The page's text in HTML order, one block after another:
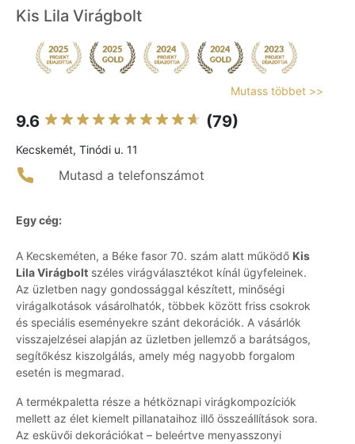
Kis Lila Virágbolt
Mutass többet >>
9.6 (79)
Kecskemét, Tinódi u. 11
Mutasd a telefonszámot
Egy cég:
A Kecskeméten, a Béke fasor 70. szám alatt működő Kis
Lila Virágbolt széles virágválasztékot kínál ügyfeleinek.
Az üzletben nagy gondossággal készített, minőségi
virágalkotások vásárolhatók, többek között friss csokrok
és speciális eseményekre szánt dekorációk. A vásárlók
visszajelzései alapján az üzletben jellemző a barátságos,
segítőkész kiszolgálás, amely még nagyobb forgalom
esetén is megmarad.
A termékpaletta része a hétköznapi virágkompozíciók
mellett az élet kiemelt pillanataihoz illő összeállítások sora.
Az esküvői dekorációkat – beleértve menyasszonyi